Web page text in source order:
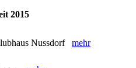
2015
Nussdorf mehr